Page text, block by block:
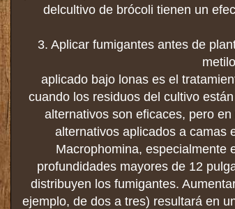
delcultivo de brócoli tienen un
3. Aplicar fumigantes antes de
aplicado bajo lonas es el
cuando los residuos del cultivo
alternativos son eficaces, pero
alternativos aplicados a camas
Macrophomina, especialmente
profundidades mayores de 12
distribuyen los fumigantes.
ejemplo, de dos a tres) resultará en